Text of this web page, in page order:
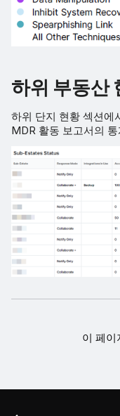
하위 부동산
하위 단지 현황 섹션에
MDR 활동 보고서의
이 페이